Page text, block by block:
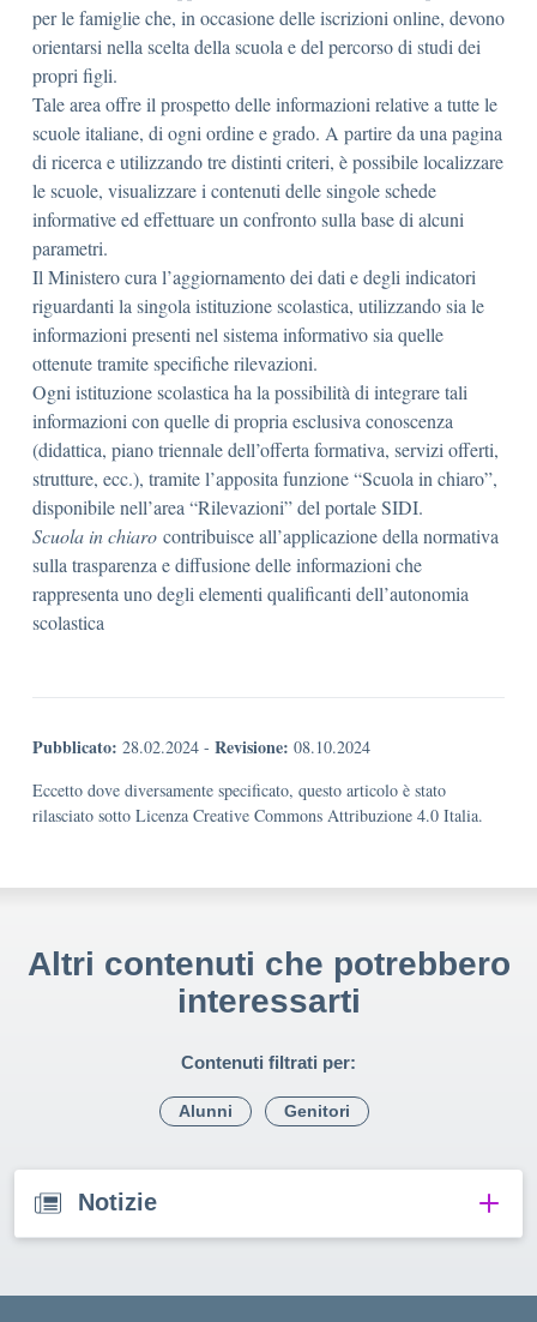
per le famiglie che, in occasione delle iscrizioni online, devono
orientarsi nella scelta della scuola e del percorso di studi dei
propri figli.
Tale area offre il prospetto delle informazioni relative a tutte le
scuole italiane, di ogni ordine e grado. A partire da una pagina
di ricerca e utilizzando tre distinti criteri, è possibile localizzare
le scuole, visualizzare i contenuti delle singole schede
informative ed effettuare un confronto sulla base di alcuni
parametri.
Il Ministero cura l’aggiornamento dei dati e degli indicatori
riguardanti la singola istituzione scolastica, utilizzando sia le
informazioni presenti nel sistema informativo sia quelle
ottenute tramite specifiche rilevazioni.
Ogni istituzione scolastica ha la possibilità di integrare tali
informazioni con quelle di propria esclusiva conoscenza
(didattica, piano triennale dell’offerta formativa, servizi offerti,
strutture, ecc.), tramite l’apposita funzione “Scuola in chiaro”,
disponibile nell’area “Rilevazioni” del portale SIDI.
Scuola in chiaro contribuisce all’applicazione della normativa
sulla trasparenza e diffusione delle informazioni che
rappresenta uno degli elementi qualificanti dell’autonomia
scolastica
Pubblicato: 28.02.2024 - Revisione: 08.10.2024
Eccetto dove diversamente specificato, questo articolo è stato
rilasciato sotto Licenza Creative Commons Attribuzione 4.0 Italia.
Altri contenuti che potrebbero
interessarti
Contenuti filtrati per:
Alunni Genitori
Notizie